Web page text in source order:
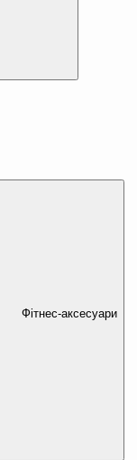
Фітнес-аксесуари